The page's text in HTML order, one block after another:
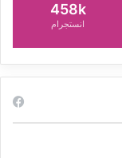
458k
انستجرام